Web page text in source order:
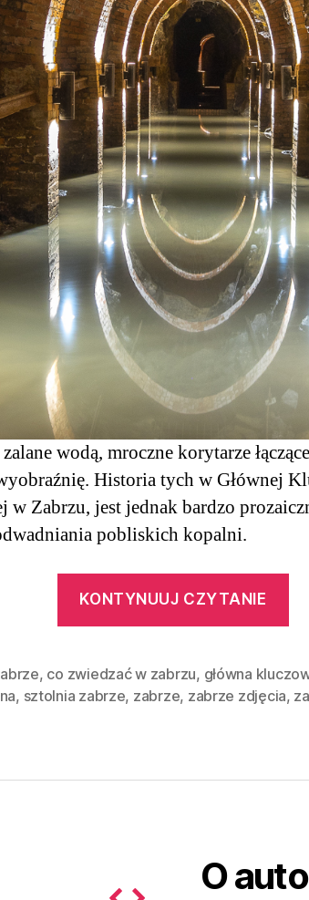
wodą, mroczne korytarze
Historia tych w Głównej
w Zabrzu, jest jednak bardzo
pobliskich kopalni.
KONTYNUUJ CZYTANIE
|
, co zwiedzać w zabrzu, główna
, sztolnia zabrze, zabrze, zabrze zdjęcia,
O